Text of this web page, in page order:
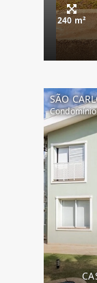
240 m²
SÃO